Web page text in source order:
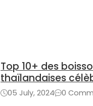
Top 10+ des
thaïlandaises
déguster
05 July, 2024
0